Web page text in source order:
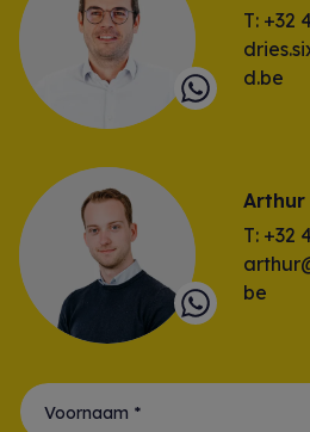
T: +32
d.be
Arthur
T: +32
be